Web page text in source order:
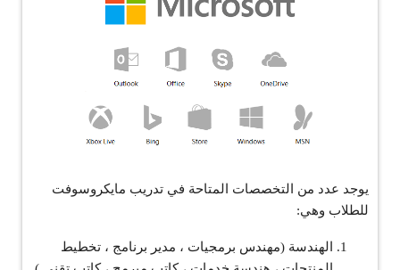
يوجد عدد من التخصصات المتاحة في تدريب مايكروسوفت
للطلاب وهي:
الهندسة (مهندس برمجيات ، مدير برنامج ، تخطيط